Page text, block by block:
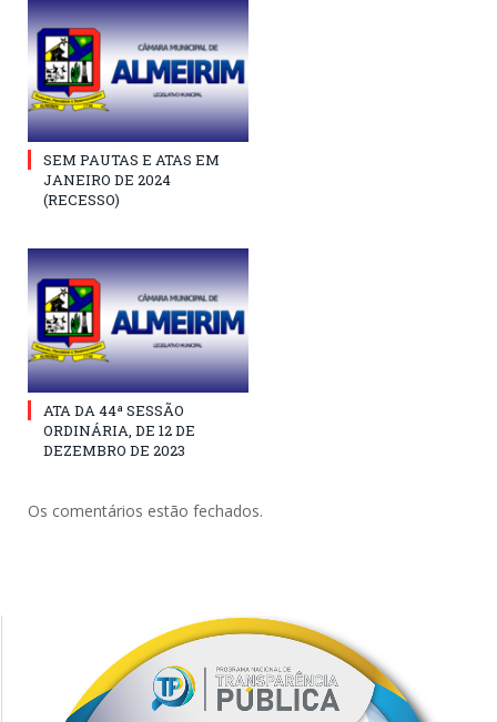
SEM PAUTAS E ATAS EM
JANEIRO DE 2024
(RECESSO)
ATA DA 44ª SESSÃO
ORDINÁRIA, DE 12 DE
DEZEMBRO DE 2023
Os comentários estão fechados.